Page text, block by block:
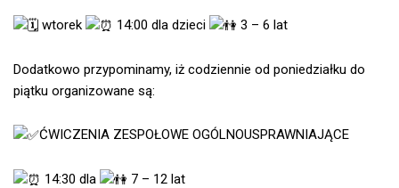
wtorek 14:00 dla dzieci 3 – 6 lat
Dodatkowo przypominamy, iż codziennie od poniedziałku do
piątku organizowane są:
ĆWICZENIA ZESPOŁOWE OGÓLNOUSPRAWNIAJĄCE
14:30 dla 7 – 12 lat